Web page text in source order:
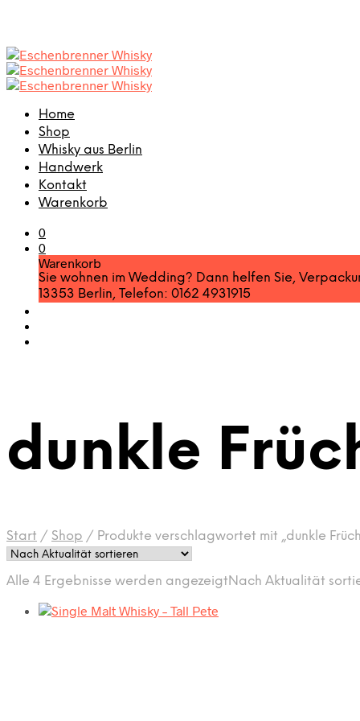
Home
Shop
Whisky aus Berlin
Handwerk
Kontakt
Warenkorb
0
0
Warenkorb
Sie wohnen im Wedding? Dann helfen Sie,
13353 Berlin, Telefon: 0162 4931915
dunkle
Start / Shop / Produkte verschlagwortet mit „dunkle
Alle 4 Ergebnisse werden angezeigt Nach Aktualität